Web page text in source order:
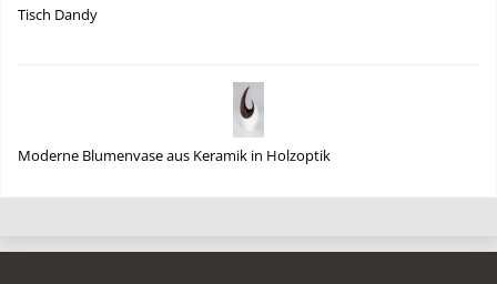
Tisch Dandy
Moderne Blumenvase aus Keramik in Holzoptik